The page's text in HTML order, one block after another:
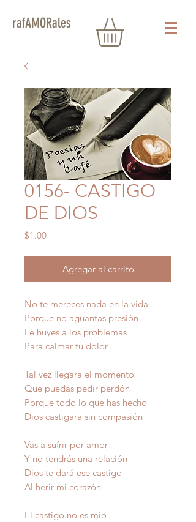
rafAMORales
0156- CASTIGO
DE DIOS
$1.00Precio
Agregar al carrito
No te mereces nada en la vida
Porque no aguantas presión
Le huyes a los problemas
Para calmar tu dolor
Tal vez llegara el momento
Que puedas pedir perdón
Porque todo lo que has hecho
Dios castigara sin compasión
Vas a sufrir por amor
Y no tendrás una relación
Dios te dará ese castigo
Al herir mi corazón
El castigo no es mío